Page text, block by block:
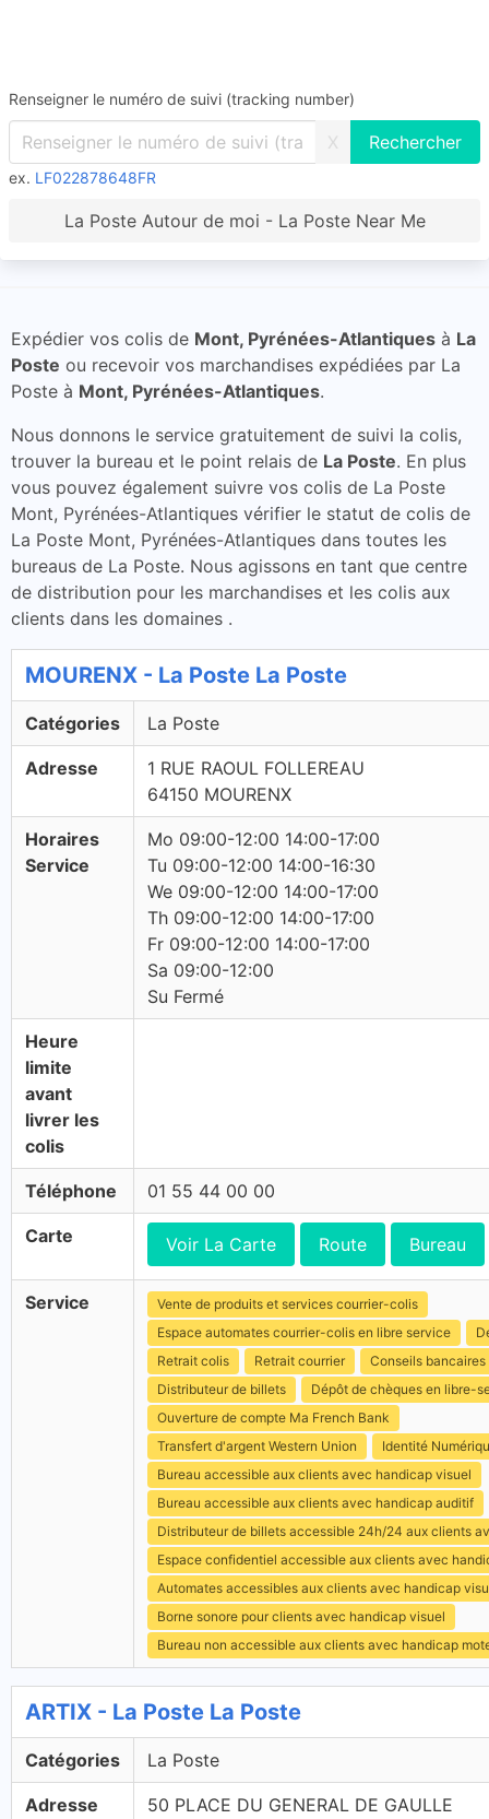
Renseigner le numéro de suivi (tracking number)
X
ex. LF022878648FR
La Poste Autour de moi - La Poste Near Me
Expédier vos colis de Mont, Pyrénées-Atlantiques à La
Poste ou recevoir vos marchandises expédiées par La
Poste à Mont, Pyrénées-Atlantiques.
Nous donnons le service gratuitement de suivi la colis,
trouver la bureau et le point relais de La Poste. En plus
vous pouvez également suivre vos colis de La Poste
Mont, Pyrénées-Atlantiques vérifier le statut de colis de
La Poste Mont, Pyrénées-Atlantiques dans toutes les
bureaus de La Poste. Nous agissons en tant que centre
de distribution pour les marchandises et les colis aux
clients dans les domaines .
MOURENX - La Poste La Poste
Catégories La Poste
Adresse
1 RUE RAOUL FOLLEREAU
64150 MOURENX
Horaires
Service
Mo 09:00-12:00 14:00-17:00
Tu 09:00-12:00 14:00-16:30
We 09:00-12:00 14:00-17:00
Th 09:00-12:00 14:00-17:00
Fr 09:00-12:00 14:00-17:00
Sa 09:00-12:00
Su Fermé
Heure
limite
avant
livrer les
colis
Téléphone 01 55 44 00 00
Carte Voir La Carte Route Bureau
Service
Vente de produits et services courrier-colis
Espace automates courrier-colis en libre service
Retrait colis
Retrait courrier
Conseils bancaires
Distributeur de billets
Dépôt de chèques en libre-
Ouverture de compte Ma French Bank
Transfert d'argent Western Union
Identité
Bureau accessible aux clients avec handicap visuel
Bureau accessible aux clients avec handicap auditif
Distributeur de billets accessible 24h/24 aux clients
Espace confidentiel accessible aux clients avec
Automates accessibles aux clients avec handicap
Borne sonore pour clients avec handicap visuel
Bureau non accessible aux clients avec handicap
ARTIX - La Poste La Poste
Catégories La Poste
Adresse
50 PLACE DU GENERAL DE GAULLE